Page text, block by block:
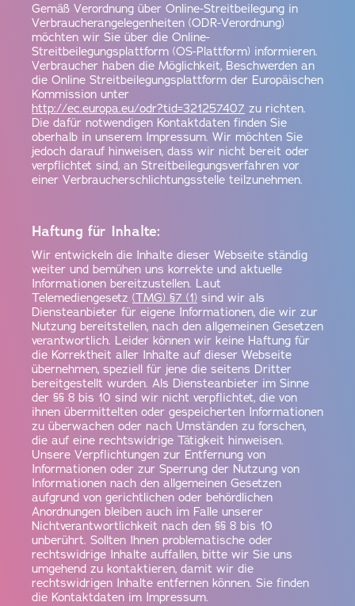
Gemäß Verordnung über Online-Streitbeilegung in
Verbraucherangelegenheiten (ODR-Verordnung)
möchten wir Sie über die Online-
Streitbeilegungsplattform (OS-Plattform) informieren.
Verbraucher haben die Möglichkeit, Beschwerden an
die Online Streitbeilegungsplattform der Europäischen
Kommission unter
http://ec.europa.eu/odr?tid=321257407 zu richten.
Die dafür notwendigen Kontaktdaten finden Sie
oberhalb in unserem Impressum. Wir möchten Sie
jedoch darauf hinweisen, dass wir nicht bereit oder
verpflichtet sind, an Streitbeilegungsverfahren vor
einer Verbraucherschlichtungsstelle teilzunehmen.
Haftung für Inhalte:
Wir entwickeln die Inhalte dieser Webseite ständig
weiter und bemühen uns korrekte und aktuelle
Informationen bereitzustellen. Laut
Telemediengesetz (TMG) §7 (1) sind wir als
Diensteanbieter für eigene Informationen, die wir zur
Nutzung bereitstellen, nach den allgemeinen Gesetzen
verantwortlich. Leider können wir keine Haftung für
die Korrektheit aller Inhalte auf dieser Webseite
übernehmen, speziell für jene die seitens Dritter
bereitgestellt wurden. Als Diensteanbieter im Sinne
der §§ 8 bis 10 sind wir nicht verpflichtet, die von
ihnen übermittelten oder gespeicherten Informationen
zu überwachen oder nach Umständen zu forschen,
die auf eine rechtswidrige Tätigkeit hinweisen.
Unsere Verpflichtungen zur Entfernung von
Informationen oder zur Sperrung der Nutzung von
Informationen nach den allgemeinen Gesetzen
aufgrund von gerichtlichen oder behördlichen
Anordnungen bleiben auch im Falle unserer
Nichtverantwortlichkeit nach den §§ 8 bis 10
unberührt. Sollten Ihnen problematische oder
rechtswidrige Inhalte auffallen, bitte wir Sie uns
umgehend zu kontaktieren, damit wir die
rechtswidrigen Inhalte entfernen können. Sie finden
die Kontaktdaten im Impressum.